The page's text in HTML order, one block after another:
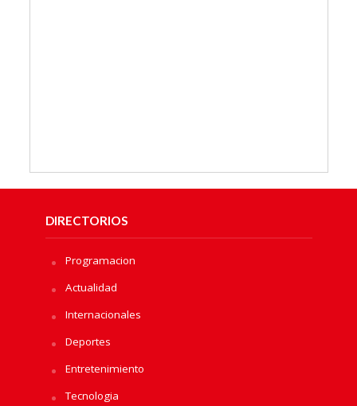
DIRECTORIOS
Programacion
Actualidad
Internacionales
Deportes
Entretenimiento
Tecnologia